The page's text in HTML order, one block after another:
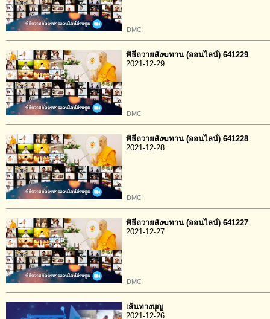
DMC
พิธีถวายสังฆทาน (ออนไลน์) 641229
2021-12-29
DMC
พิธีถวายสังฆทาน (ออนไลน์) 641228
2021-12-28
DMC
พิธีถวายสังฆทาน (ออนไลน์) 641227
2021-12-27
DMC
เส้นทางบุญ
2021-12-26